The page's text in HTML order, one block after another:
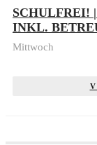
SCHULFREI!
INKL.
Mittwoch